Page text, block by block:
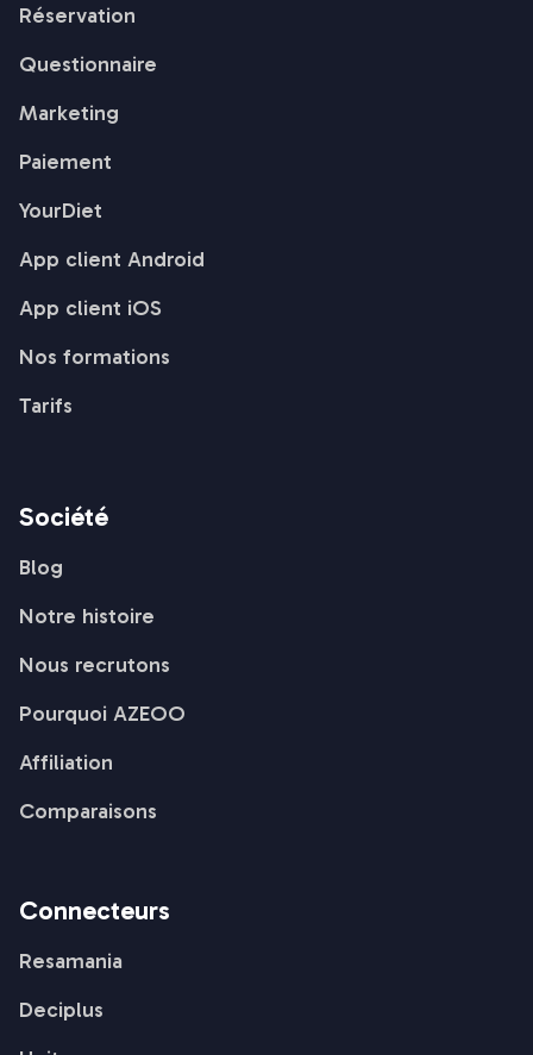
Réservation
Questionnaire
Marketing
Paiement
YourDiet
App client Android
App client iOS
Nos formations
Tarifs
Société
Blog
Notre histoire
Nous recrutons
Pourquoi AZEOO
Affiliation
Comparaisons
Connecteurs
Resamania
Deciplus